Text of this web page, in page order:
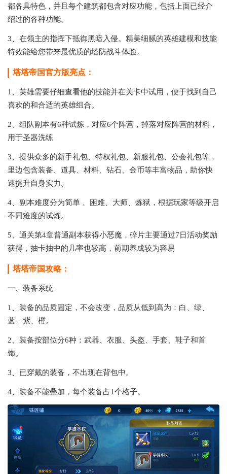
都各具特色，并且每个建筑都包含对应功能，包括上面已经介
绍过的各种功能。
3、在领主的指挥下抵御黑暗入侵。精美细腻的英雄建模和技能
特效能给您带来最优质的塔防战斗体验。
塔塔帝国官方版亮点：
1、英雄需要仔细查看他的技能并在关卡中试用，便于找到自己
喜欢的和合适的英雄组合。
2、组队副本有6种试炼，对应6个阵营，掉落对应阵营的材料，
用于圣器洗练
3、提供众多的新手礼包、特权礼包、新服礼包、公会礼包等，
里边包含装备、道具、材料、钻石、金币等丰富物品，助你快
速提升自身实力。
4、副本难度分为简单 、困难、大师、炼狱，根据玩家等级开启
不同难度的试炼。
5、通关第4章普通副本获得小恶魔，碎片主要通过7日活动奖励
获得，抽卡抽中的几率也较高，前期养成较为容易
塔塔帝国攻略：
一、装备系统
1、装备的品质固定，不会改变，品质从低到高为：白、绿、
蓝、紫、橙。
2、装备按部位分6种：武器、衣服、头盔、手套、鞋子和首
饰。
3、已穿戴的装备，不出现在背包中。
4、装备不能叠加，每个装备占1个格子。